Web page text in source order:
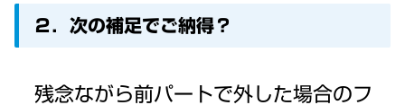
２．次の補足でご納得？
残念ながら前パートで外した場合のフ